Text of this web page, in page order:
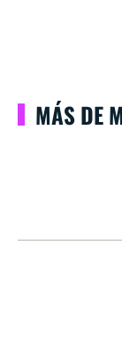
MÁS DE